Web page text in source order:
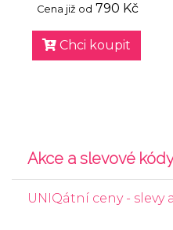
Cena již od 790 Kč
Chci koupit
Akce a slevové
UNIQátní ceny - slevy